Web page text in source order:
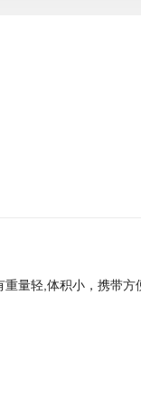
量轻,体积小，携带